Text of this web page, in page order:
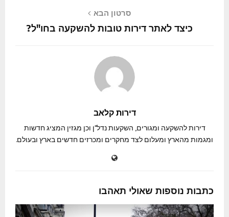
סרטון הבא
כיצד לאתר דירות טובות להשקעה בחו"ל?
דירות קלאב
דירות להשקעה ומגורים, השקעות נדל"ן וכן מגזין המציג חדשות
ומגמות מהארץ ומעלום לצד מחקרים ומכרזים חדשים בארץ ובעולם.
כתבות נוספות שאולי תאהבו